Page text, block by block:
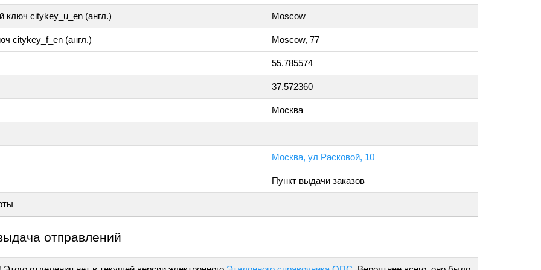
ключ citykey_u_en (англ.) Moscow
citykey_f_en (англ.) Moscow, 77
55.785574
37.572360
Москва
Москва, ул Расковой, 10
Пункт выдачи заказов
отправлений